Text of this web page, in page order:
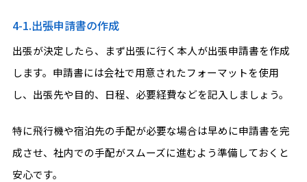
4-1.出張申請書の作成
出張が決定したら、まず出張に行く本人が出張申請書を作成
します。申請書には会社で用意されたフォーマットを使用
し、出張先や目的、日程、必要経費などを記入しましょう。
特に飛行機や宿泊先の手配が必要な場合は早めに申請書を完
成させ、社内での手配がスムーズに進むよう準備しておくと
安心です。